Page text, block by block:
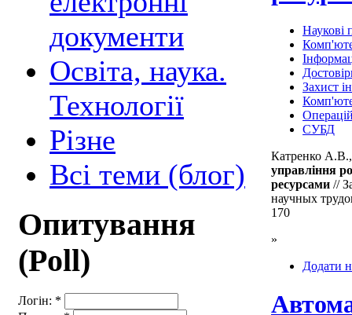
документи
Освіта, наука.
Технології
Різне
Всі теми (блог)
Опитування
(Poll)
Логін: *
Наукові
Захист
СУБД
Катренко
управління
ресурсами //
научных
170
»
Додати